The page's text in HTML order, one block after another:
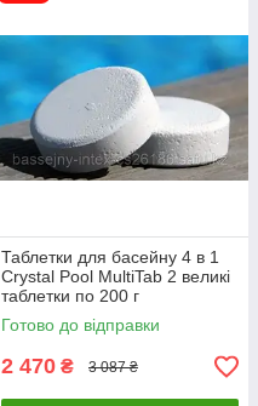
Таблетки для басейну 4 в 1
Crystal Pool MultiTab 2 великі
таблетки по 200 г
Готово до відправки
2 470 ₴ 3 087 ₴